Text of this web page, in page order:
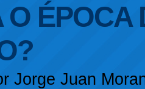
O ÉPOCA
Jorge Juan